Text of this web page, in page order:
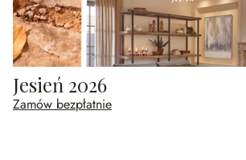
Jesień 2026
Zamów bezpłatnie